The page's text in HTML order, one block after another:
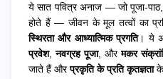
ये सात पवित्र अनाज — जो पूजा-पाठ,
होते हैं — जीवन के मूल तत्वों का
स्थिरता और आध्यात्मिक प्रगति। ये
प्रवेश,नवग्रह पूजा, औरमकर
जाते हैं औरप्रकृति के प्रति कृतज्ञताके